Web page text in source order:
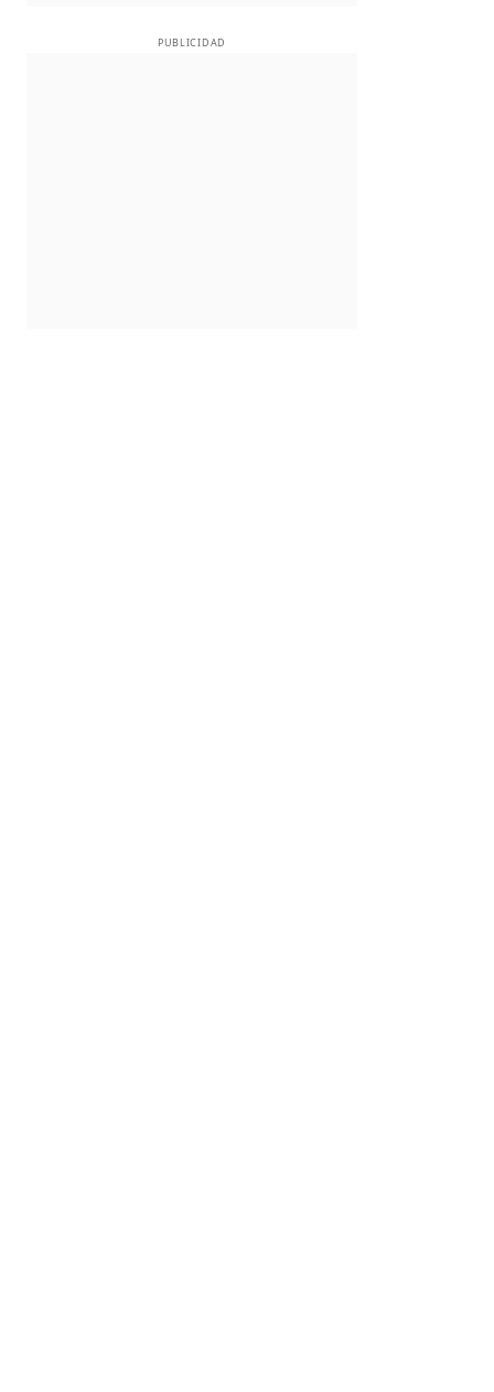
PUBLICIDAD